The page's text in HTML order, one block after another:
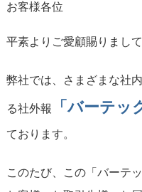
お客様各位
平素よりご愛顧賜りまし
弊社では、さまざまな社
る社外報 「バーテッ
ております。
このたび、この「バーテ